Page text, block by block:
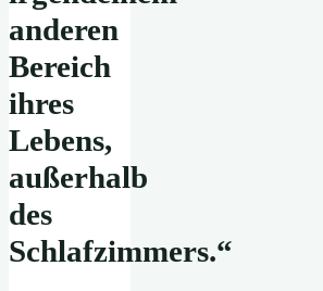
anderen
Bereich
ihres
Lebens,
außerhalb
des
Schlafzimmers.“